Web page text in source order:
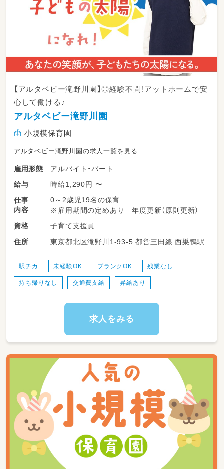
【アルタベビー滝野川園】◎経験不問！アットホームで安
心して働ける♪
アルタベビー滝野川園
小規模保育園
アルタベビー滝野川園の求人一覧を見る
雇用形態
アルバイト・パート
給与
時給1,290円 〜
仕事
内容
0～2歳児19名の保育
※雇用期間の定めあり 年度更新（原則更新）
資格
子育て支援員
住所
東京都北区滝野川1-93-5 都営三田線 西巣鴨駅
駅チカ 未経験OK ブランクOK 残業なし
持ち帰りなし 交通費支給 昇給あり
求人をみる